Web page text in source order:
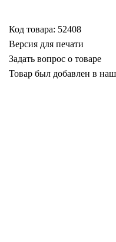
Код товара: 52408
Версия для печати
Задать вопрос о товаре
Товар был добавлен в